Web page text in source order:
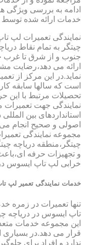
ادامه به بررسی ویژگی
خدمات ارائه شده
نمایندگی تعمیرات لپ
چیتگر به تمام نقاط
جنوب و از شرق تا غرب
ارائه می دهد،رضایت
نماید.در این مرکز از
است که سالها سابقه
تحصیلات مرتبط با این
نمایندگی جهت تعمیرات
استانداردهای بین
اصولی و صحیح انجام
مجموعه نمایندگی
چیتگر،منطقه دریاچه
و تجهیزات حرفه
خرابی لپ تاپ ایسوس
خدمات نمایندگی تعمیر لپ
تنها تعمیرات در زمره
تاپ ایسوس در دریاچه
این مجموعه خدمات
قرار می دهد.در بسیاری
ندارد و افراد برای